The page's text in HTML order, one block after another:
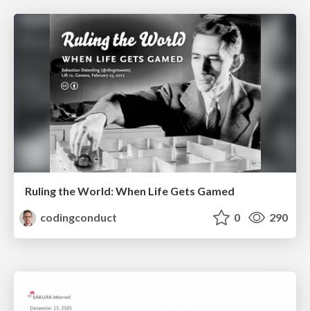
Ruling the World: When Life Gets Gamed
codingconduct
0 290